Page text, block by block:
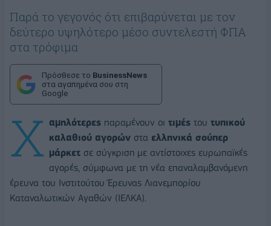
Παρά το γεγονός ότι επιβαρύνεται με τον
δεύτερο υψηλότερο μέσο συντελεστή ΦΠΑ
στα τρόφιμα
Πρόσθεσε το BusinessNews
στα αγαπημένα σου στη
Google
Χ αμηλότερες παραμένουν οι τιμές του τυπικού
καλαθιού αγορών στα ελληνικά σούπερ
μάρκετ σε σύγκριση με αντίστοιχες ευρωπαϊκές
αγορές, σύμφωνα με τη νέα επαναλαμβανόμενη
έρευνα του Ινστιτούτου Έρευνας Λιανεμπορίου
Καταναλωτικών Αγαθών (ΙΕΛΚΑ).